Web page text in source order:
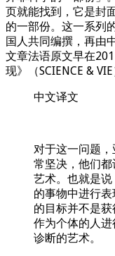
页就能找到，它是封
的一部份。这一系列
国人共同编撰，再由
文章法语原文早在
现》（SCIENCE & VIE
中文译文
对于这一问题
常坚决，他们
艺术。也就是
的事物中进行
的目标并不是
作为个体的人
诊断的艺术。